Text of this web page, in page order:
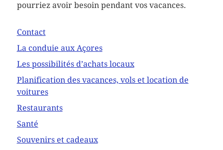
pourriez avoir besoin pendant vos vacances.
Contact
La conduie aux Açores
Les possibilités d’achats locaux
Planification des vacances, vols et location de
voitures
Restaurants
Santé
Souvenirs et cadeaux